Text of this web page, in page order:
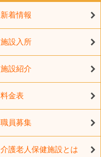
新着情報
施設入所
施設紹介
料金表
職員募集
介護老人保健施設とは